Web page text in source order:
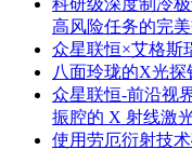
科研级深度制冷
高风险任务的完美
众星联恒×艾格斯
八面玲珑的X光
众星联恒-前沿视
振腔的 X 射线激
使用劳厄衍射技